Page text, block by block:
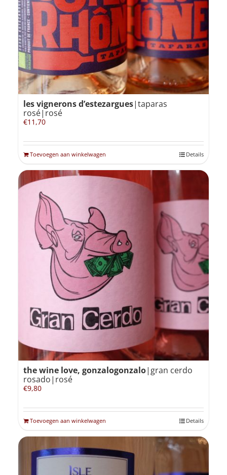
Winkelmand
Mijn Account
Zoeken
naar:
les vignerons d’estezargues|taparas
rosé|rosé
€11,70
Toevoegen aan winkelwagen Details
the wine love, gonzalogonzalo|gran cerdo
rosado|rosé
€9,80
Toevoegen aan winkelwagen Details